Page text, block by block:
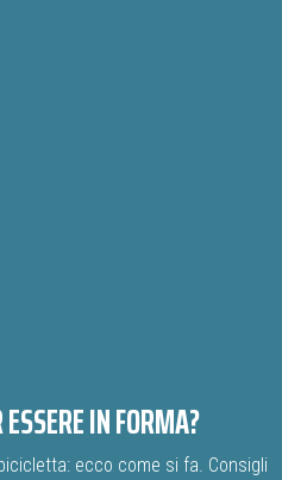
IN FORMA?
ecco come si fa. Consigli